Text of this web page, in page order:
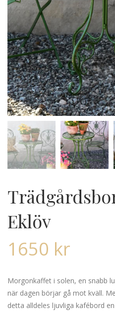
Eklöv
1650 kr
Morgonkaffet i solen, en snabb
när dagen börjar gå mot kväll.
detta alldeles ljuvliga kafébord